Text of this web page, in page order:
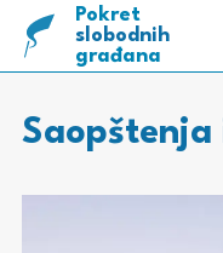
Pokret
pametnih
slobodnih
građana
Saopštenja